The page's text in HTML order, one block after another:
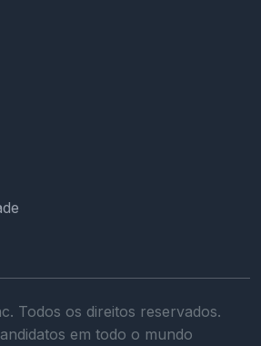
Todos os direitos reservados.
em todo o mundo